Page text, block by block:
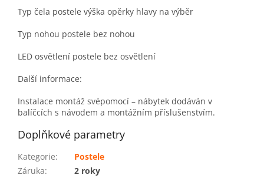
Typ čela postele výška opěrky hlavy na výběr
Typ nohou postele bez nohou
LED osvětlení postele bez osvětlení
Další informace:
Instalace montáž svépomocí – nábytek dodáván v
balíčcích s návodem a montážním příslušenstvím.
Doplňkové parametry
Kategorie:
Postele
Záruka:
2 roky